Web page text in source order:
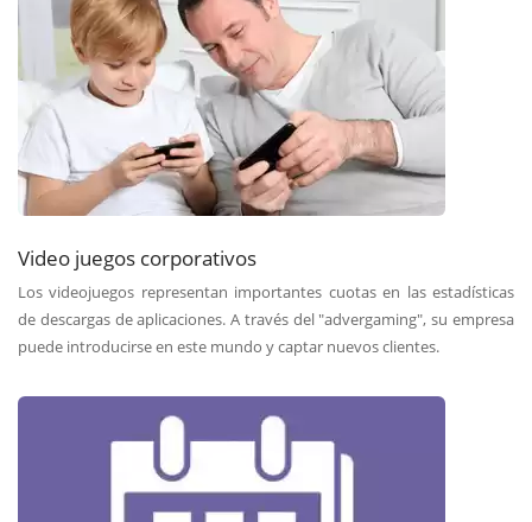
Video juegos corporativos
Los videojuegos representan importantes cuotas en las estadísticas
de descargas de aplicaciones. A través del "advergaming", su empresa
puede introducirse en este mundo y captar nuevos clientes.